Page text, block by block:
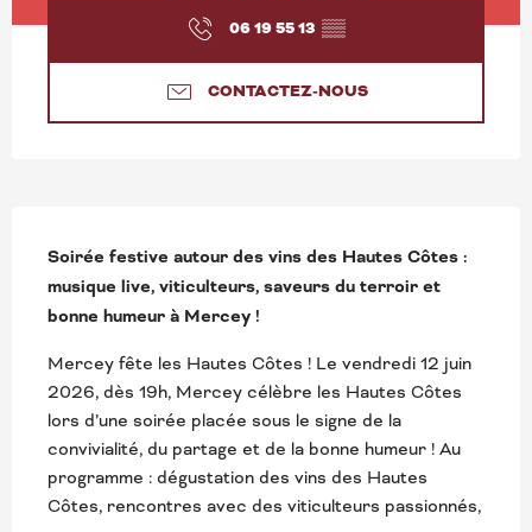
06 19 55 13 ▒▒
CONTACTEZ-NOUS
DESCRIPTION
Soirée festive autour des vins des Hautes Côtes :
musique live, viticulteurs, saveurs du terroir et
bonne humeur à Mercey !
Mercey fête les Hautes Côtes ! Le vendredi 12 juin
2026, dès 19h, Mercey célèbre les Hautes Côtes
lors d’une soirée placée sous le signe de la
convivialité, du partage et de la bonne humeur ! Au
programme : dégustation des vins des Hautes
Côtes, rencontres avec des viticulteurs passionnés,